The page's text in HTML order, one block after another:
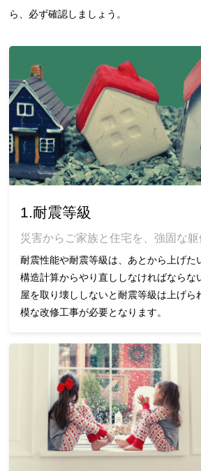
ら、必ず確認しましょう。
1.耐震等級
災害からご家族と住宅を、強固な躯
耐震性能や耐震等級は、あとから上げた
構造計算からやり直ししなければならな
屋を取り壊ししないと耐震等級は上げら
模な改修工事が必要となります。